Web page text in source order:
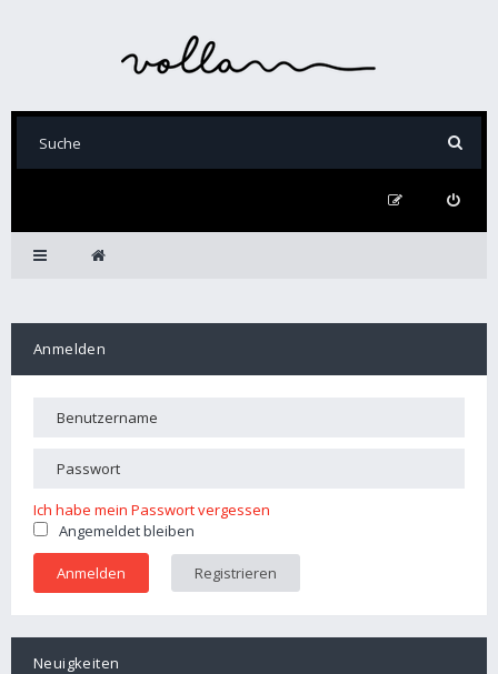
Anmelden
Ich habe mein Passwort vergessen
Angemeldet bleiben
Registrieren
Neuigkeiten